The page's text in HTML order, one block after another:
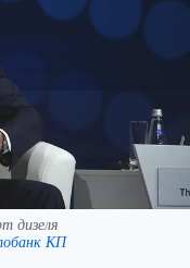
дизеля
КП